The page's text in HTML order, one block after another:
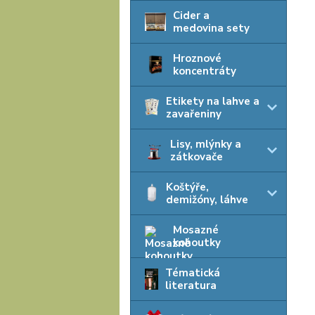
Cider a
medovina sety
Hroznové
koncentráty
Etikety na lahve a
zavařeniny
Lisy, mlýnky a
zátkovače
Koštýře,
demižóny, láhve
Mosazné
kohoutky
Tématická
literatura